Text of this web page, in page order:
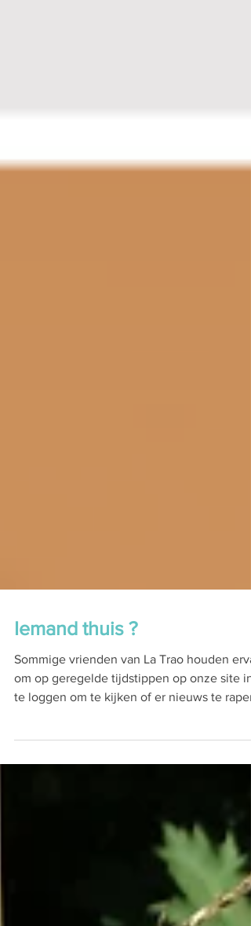
Iemand thuis ?
Sommige vrienden van La Trao houden
om op geregelde tijdstippen op onze site in
valt....